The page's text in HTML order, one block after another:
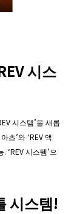
시스
시스템’을 새롭
츠’와 ‘REV 액
‘REV 시스템’으
시스템!